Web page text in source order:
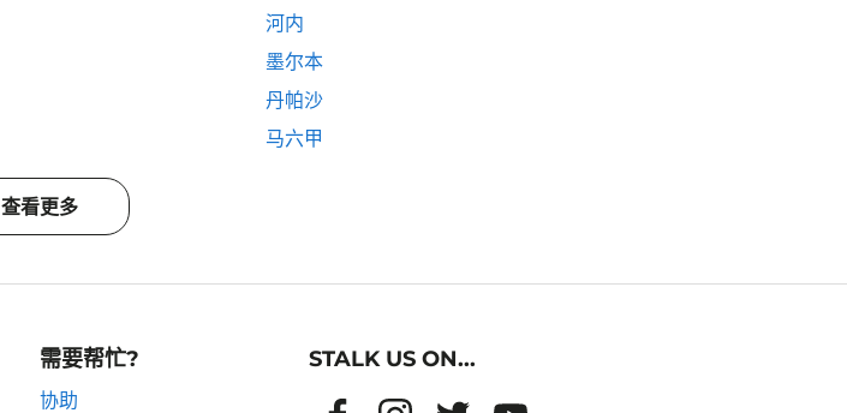
河内
墨尔本
丹帕沙
马六甲
查看更多
需要帮忙?
协助
STALK US ON...